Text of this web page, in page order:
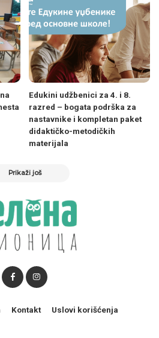
Edukini udžbenici za 4. i 8.
razred – bogata podrška za
nastavnike i kompletan paket
didaktičko-metodičkih
materijala
Prikaži još
Kontakt Uslovi korišćenja